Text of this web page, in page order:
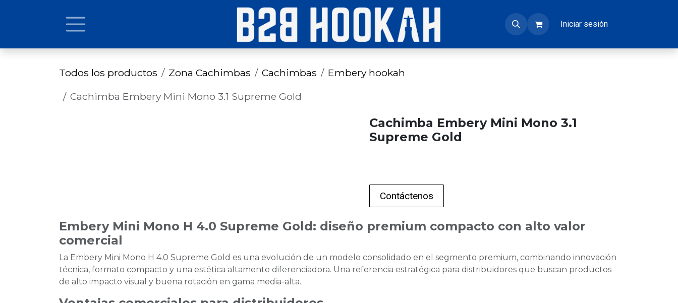
Iniciar sesión
Todos los productos Zona Cachimbas Cachimbas
Embery hookah
Cachimba Embery Mini Mono 3.1 Supreme Gold
Cachimba Embery Mini Mono 3.1
Supreme Gold
Contáctenos
Embery Mini Mono H 4.0 Supreme Gold: diseño premium compacto con alto valor
comercial
La Embery Mini Mono H 4.0 Supreme Gold es una evolución de un modelo consolidado en el segmento premium, combinando innovación
técnica, formato compacto y una estética altamente diferenciadora. Una referencia estratégica para distribuidores que buscan productos
de alto impacto visual y buena rotación en gama media-alta.